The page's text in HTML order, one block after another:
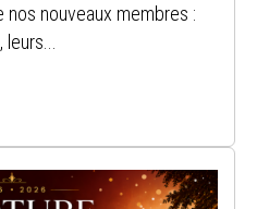
nouveaux membres :